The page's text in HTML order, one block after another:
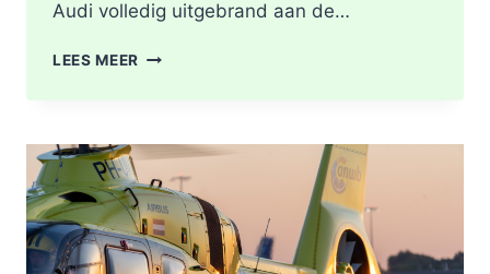
Audi volledig uitgebrand aan de…
LEES MEER AUDI
DE
ROTTERDAM:
VERMOEDEN
VAN
BRANDSTICHTING